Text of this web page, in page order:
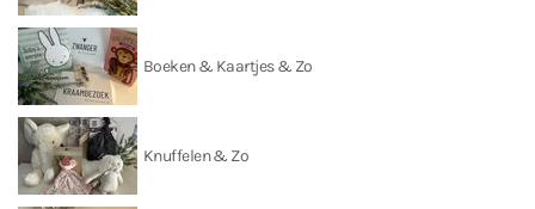
Boeken & Kaartjes & Zo
Knuffelen & Zo